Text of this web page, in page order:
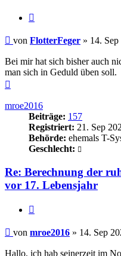
Beitrag
von FlotterFeger » 14.
Bei mir hat sich bisher auch
man sich in Geduld üben soll.
mroe2016
Beiträge: 157
Registriert: 21. Sep
Behörde: ehemals T-
Geschlecht:
Re: Berechnung der
vor 17. Lebensjahr
Beitrag
von mroe2016 » 14. Sep
Hallo, ich hab seinerzeit im